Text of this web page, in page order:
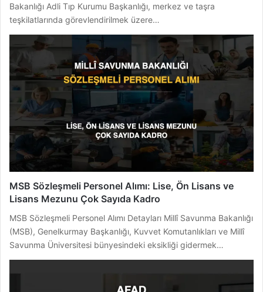
Bakanlığı Adli Tıp Kurumu Başkanlığı, merkez ve taşra
teşkilatlarında görevlendirilmek üzere…
MSB Sözleşmeli Personel Alımı: Lise, Ön Lisans ve
Lisans Mezunu Çok Sayıda Kadro
MSB Sözleşmeli Personel Alımı Detayları Millî Savunma Bakanlığı
(MSB), Genelkurmay Başkanlığı, Kuvvet Komutanlıkları ve Millî
Savunma Üniversitesi bünyesindeki eksikliği gidermek…